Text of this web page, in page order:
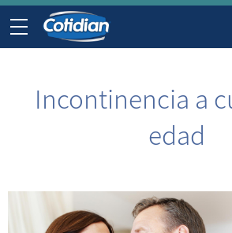
Incontinencia a
edad